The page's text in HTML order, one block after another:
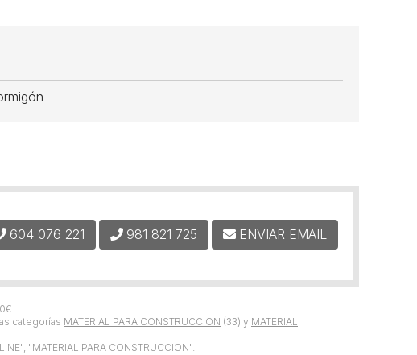
€.
categorías MATERIAL PARA CONSTRUCCION (33) y MATERIAL
"MATERIAL PARA CONSTRUCCION".
604 076 221 981 821 725 ENVIAR EMAIL